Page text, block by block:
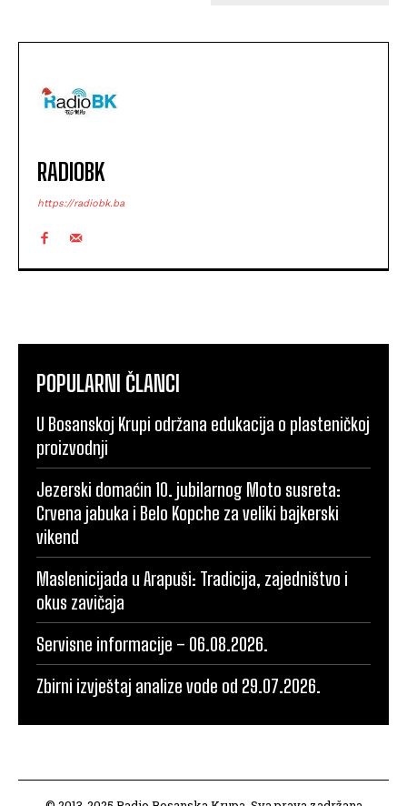
RADIOBK
https://radiobk.ba
POPULARNI ČLANCI
U Bosanskoj Krupi održana edukacija o plasteničkoj
proizvodnji
Jezerski domaćin 10. jubilarnog Moto susreta:
Crvena jabuka i Belo Kopche za veliki bajkerski
vikend
Maslenicijada u Arapuši: Tradicija, zajedništvo i
okus zavičaja
Servisne informacije – 06.08.2026.
Zbirni izvještaj analize vode od 29.07.2026.